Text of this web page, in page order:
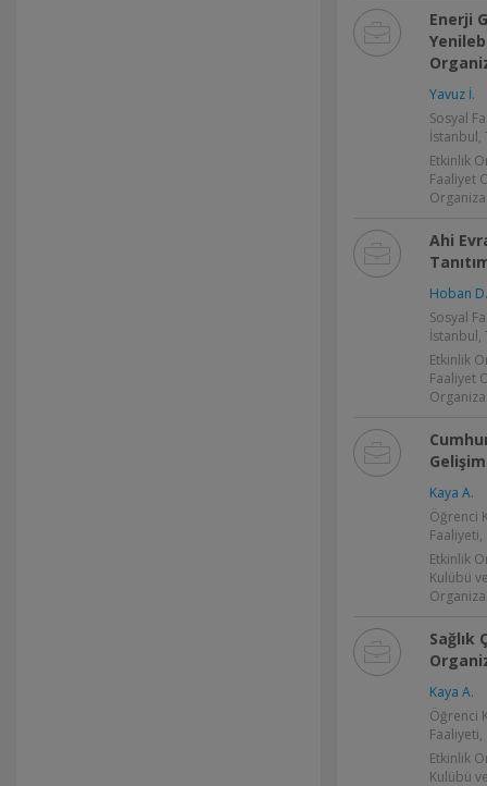
Enerji
Yavuz İ.
Sosyal
İstanbul,
Etkinlik
Faaliyet
Ahi
Hoban D.
Sosyal
İstanbul,
Etkinlik
Faaliyet
Kaya A.
Öğrenci
Etkinlik
Kulübü
Sağlık
Kaya A.
Öğrenci
Etkinlik
Kulübü